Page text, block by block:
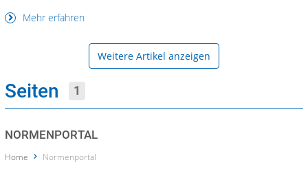
Mehr erfahren
Weitere Artikel anzeigen
Seiten 1
NORMENPORTAL
Home Normenportal